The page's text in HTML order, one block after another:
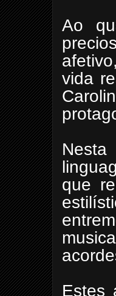
Ao
afetivo,
vida
que
Estes